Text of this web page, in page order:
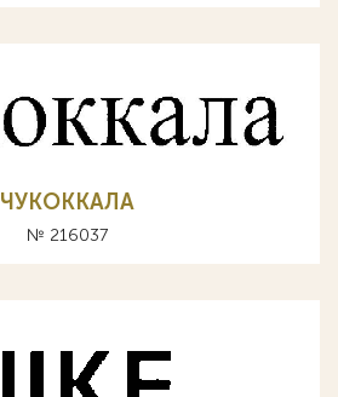
ЧУКОККАЛА
№ 216037